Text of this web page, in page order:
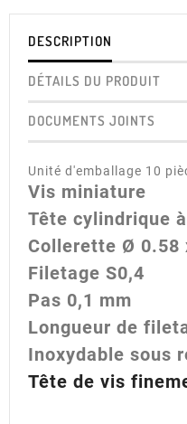
DESCRIPTION
DÉTAILS DU PRODUIT
DOCUMENTS JOINTS
Unité d'emballage 10
Vis miniature
Tête cylindrique
Collerette Ø 0.58
Filetage S0,4
Pas 0,1 mm
Longueur de
Inoxydable sous
Tête de vis